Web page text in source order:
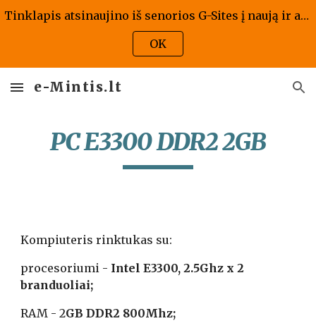
Skip to main content Skip to navigation
Tinklapis atsinaujino iš senorios G-Sites į naują ir atrodo kaip atrodo, jis bus atnaujintas ir pritaikytas naujai versijai - tad prašome kantrybės!
OK
e-Mintis.lt
PC E3300 DDR2 2GB
Kompiuteris rinktukas su:
procesoriumi - Intel E3300, 2.5Ghz x 2
branduoliai;
RAM - 2GB DDR2 800Mhz;